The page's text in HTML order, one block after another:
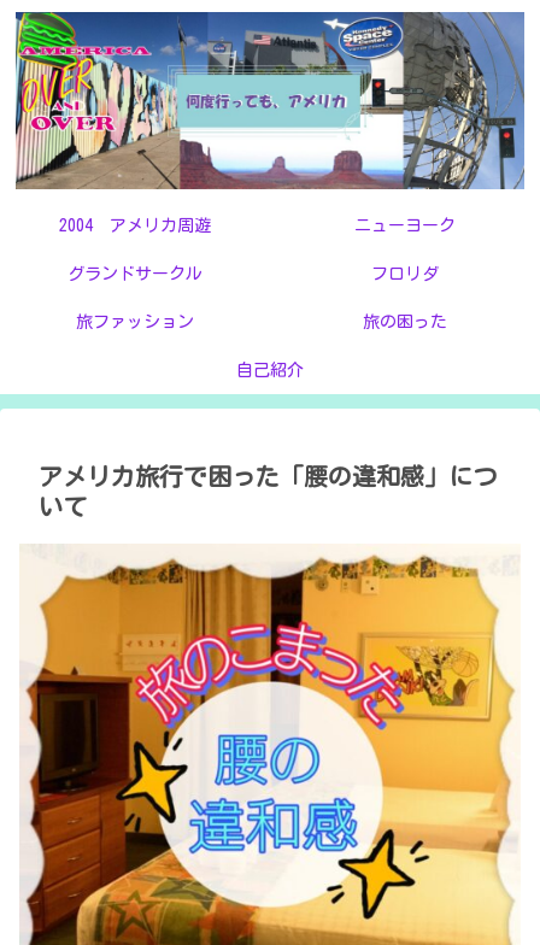
2004 アメリカ周遊 ニューヨーク
グランドサークル フロリダ
旅ファッション 旅の困った
自己紹介
アメリカ旅行で困った「腰の違和感」につ
いて